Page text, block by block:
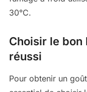
30°C.
Choisir le bon
réussi
Pour obtenir un